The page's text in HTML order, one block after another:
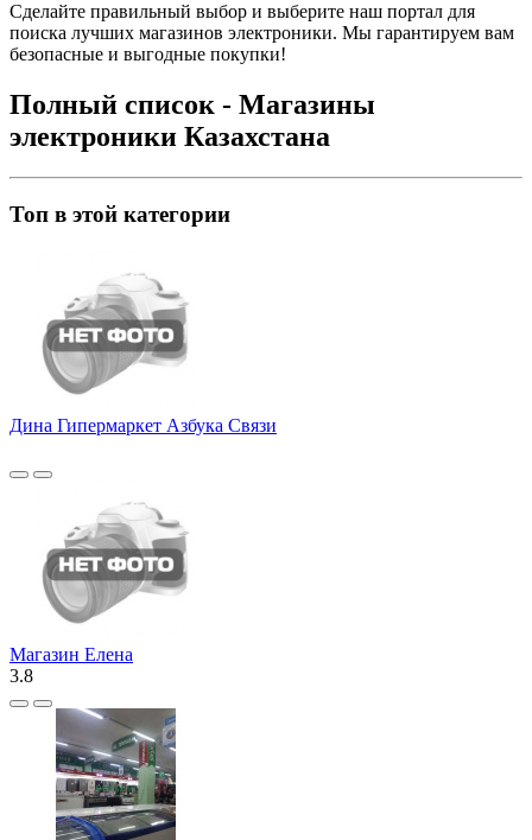
Сделайте правильный выбор и выберите наш портал для
поиска лучших магазинов электроники. Мы гарантируем вам
безопасные и выгодные покупки!
Полный список - Магазины
электроники Казахстана
Топ в этой категории
Дина Гипермаркет Азбука Связи
Магазин Елена
3.8